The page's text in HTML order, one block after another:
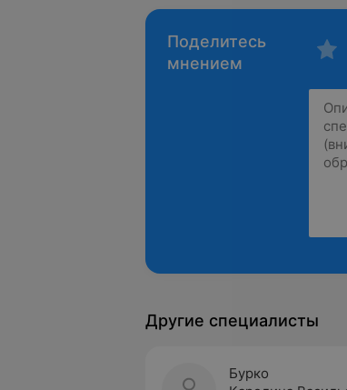
Поделитесь
мнением
Другие специалисты
Бурко